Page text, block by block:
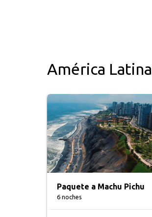
América Latina
Paquete a Machu Pichu
6 noches